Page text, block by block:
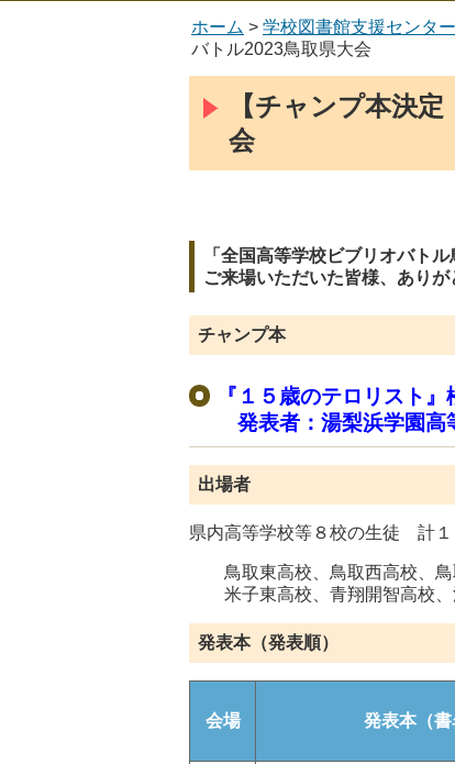
ホーム > 学校図書館支援センター
バトル2023鳥取県大会
【チャンプ本決
会
「全国高等学校ビブリオバト
ご来場いただいた皆様、ありが
チャンプ本
『１５歳のテロリスト
発表者：湯梨浜学園高
出場者
県内高等学校等８校の生徒 計１
鳥取東高校、鳥取西高校、鳥
米子東高校、青翔開智高校、
発表本（発表順）
会場 発表本（書